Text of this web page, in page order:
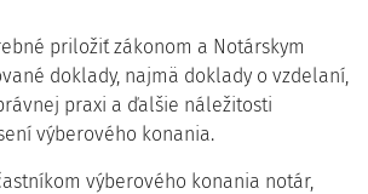
priložiť zákonom a Notárskym
doklady, najmä doklady o vzdelaní,
praxi a ďalšie náležitosti
výberového konania.
výberového konania notár,